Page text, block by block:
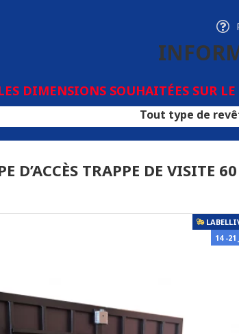
DIMENSIONS SOUHAITÉES SUR LE
Tout type de revêtement
D’ACCÈS TRAPPE DE VISITE
14 -